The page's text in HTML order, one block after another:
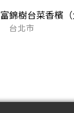
富錦樹台菜香檳（
台北市